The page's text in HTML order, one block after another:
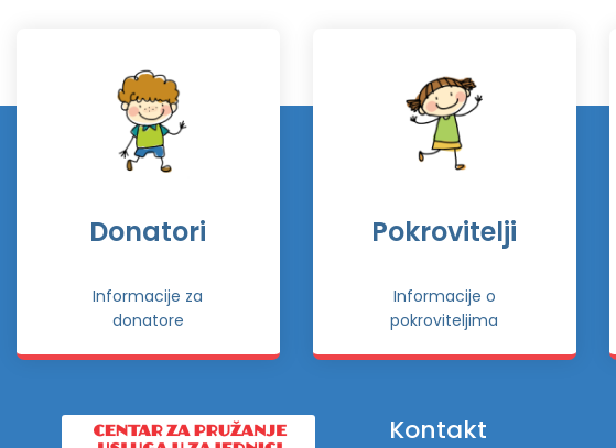
Donatori
Informacije za
donatore
Pokrovitelji
Informacije o
pokroviteljima
Kontakt